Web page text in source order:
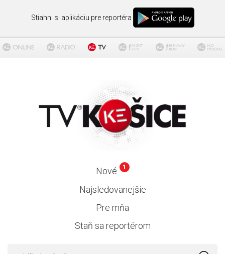
Stiahni si aplikáciu pre reportéra
Nové 1
Najsledovanejšie
Pre mňa
Staň sa reportérom